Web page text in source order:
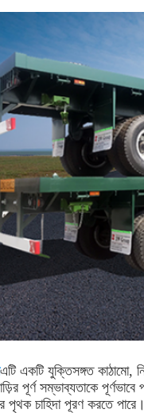
এটি একটি যুক্তিসঙ্গত কাঠামো,
পূর্ণ সম্ভাব্যতাকে
পৃথক চাহিদা পূরণ করতে পারে।